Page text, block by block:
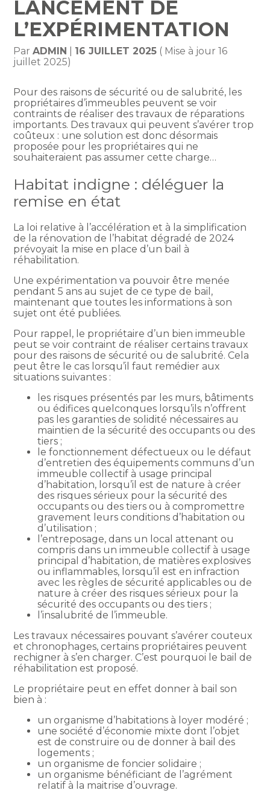
LANCEMENT DE
L’EXPÉRIMENTATION
ParADMIN 16 JUILLET 2025 ( Mise à jour 16
juillet 2025)
Pour des raisons de sécurité ou de salubrité, les
propriétaires d’immeubles peuvent se voir
contraints de réaliser des travaux de réparations
importants. Des travaux qui peuvent s’avérer trop
coûteux : une solution est donc désormais
proposée pour les propriétaires qui ne
souhaiteraient pas assumer cette charge…
Habitat indigne : déléguer la
remise en état
La loi relative à l’accélération et à la simplification
de la rénovation de l’habitat dégradé de 2024
prévoyait la mise en place d’un bail à
réhabilitation.
Une expérimentation va pouvoir être menée
pendant 5 ans au sujet de ce type de bail,
maintenant que toutes les informations à son
sujet ont été publiées.
Pour rappel, le propriétaire d’un bien immeuble
peut se voir contraint de réaliser certains travaux
pour des raisons de sécurité ou de salubrité. Cela
peut être le cas lorsqu’il faut remédier aux
situations suivantes :
les risques présentés par les murs, bâtiments
ou édifices quelconques lorsqu’ils n’offrent
pas les garanties de solidité nécessaires au
maintien de la sécurité des occupants ou des
tiers ;
le fonctionnement défectueux ou le défaut
d’entretien des équipements communs d’un
immeuble collectif à usage principal
d’habitation, lorsqu’il est de nature à créer
des risques sérieux pour la sécurité des
occupants ou des tiers ou à compromettre
gravement leurs conditions d’habitation ou
d’utilisation ;
l’entreposage, dans un local attenant ou
compris dans un immeuble collectif à usage
principal d’habitation, de matières explosives
ou inflammables, lorsqu’il est en infraction
avec les règles de sécurité applicables ou de
nature à créer des risques sérieux pour la
sécurité des occupants ou des tiers ;
l’insalubrité de l’immeuble.
Les travaux nécessaires pouvant s’avérer couteux
et chronophages, certains propriétaires peuvent
rechigner à s’en charger. C’est pourquoi le bail de
réhabilitation est proposé.
Le propriétaire peut en effet donner à bail son
bien à :
un organisme d’habitations à loyer modéré ;
une société d’économie mixte dont l’objet
est de construire ou de donner à bail des
logements ;
un organisme de foncier solidaire ;
un organisme bénéficiant de l’agrément
relatif à la maitrise d’ouvrage.